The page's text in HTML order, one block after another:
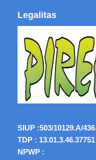
Legalitas
SIUP :503/10129.A/
TDP : 13.01.3.46.37751
NPWP :